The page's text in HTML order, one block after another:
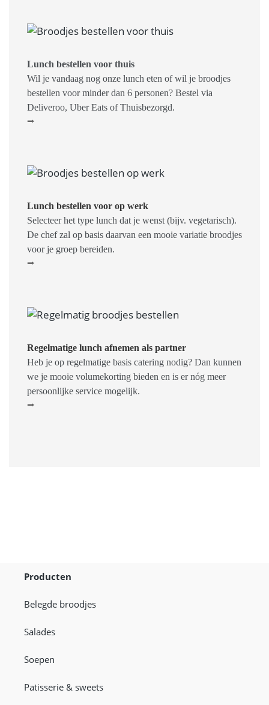
Lunch bestellen voor thuis
Wil je vandaag nog onze lunch eten of wil je broodjes
bestellen voor minder dan 6 personen? Bestel via
Deliveroo, Uber Eats of Thuisbezorgd.
⭢
Lunch bestellen voor op werk
Selecteer het type lunch dat je wenst (bijv. vegetarisch).
De chef zal op basis daarvan een mooie variatie broodjes
voor je groep bereiden.
⭢
Regelmatige lunch afnemen als partner
Heb je op regelmatige basis catering nodig? Dan kunnen
we je mooie volumekorting bieden en is er nóg meer
persoonlijke service mogelijk.
⭢
Producten
Belegde broodjes
Salades
Soepen
Patisserie & sweets